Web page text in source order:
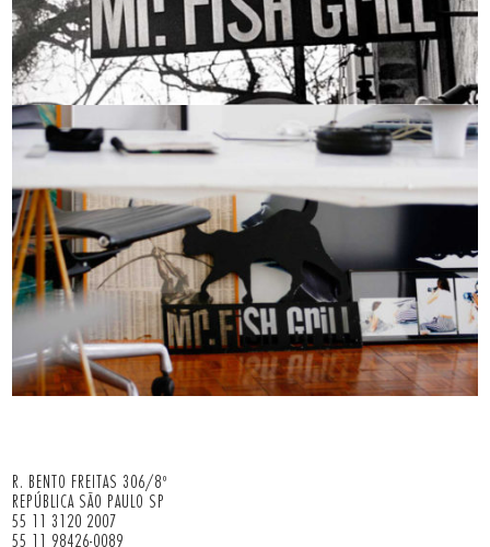
R. BENTO FREITAS 306/8º
REPÚBLICA SÃO PAULO SP
55 11 3120 2007
55 11 98426-0089